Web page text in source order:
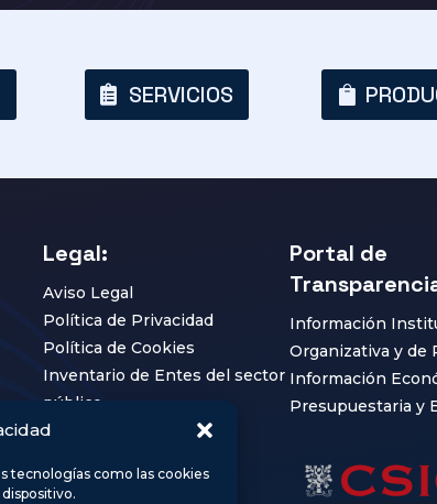
tecnologías como las cookies
SERVICIOS
Legal:
Aviso Legal
Política de Privacidad
Política de Cookies
Inventario de Entes del sector
público
Portal de
Información
Organizativa y de
Información
Presupuestaria y